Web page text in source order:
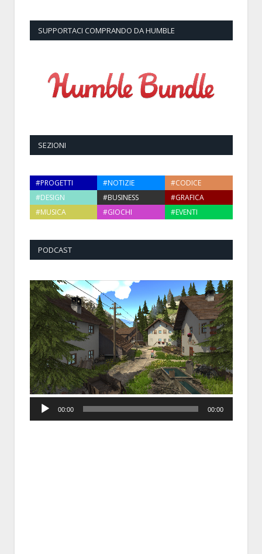
SUPPORTACI COMPRANDO DA HUMBLE
SEZIONI
#PROGETTI #NOTIZIE
#CODICE
#DESIGN
#BUSINESS
#GRAFICA
#MUSICA
#GIOCHI #EVENTI
PODCAST
Player
00:00 00:00